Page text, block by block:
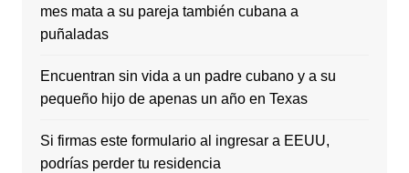
mes mata a su pareja también cubana a
puñaladas
Encuentran sin vida a un padre cubano y a su
pequeño hijo de apenas un año en Texas
Si firmas este formulario al ingresar a EEUU,
podrías perder tu residencia